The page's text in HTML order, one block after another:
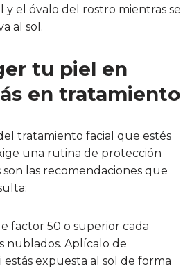
y el óvalo del rostro mientras se
al sol.
tu piel en
en tratamiento
tratamiento facial que estés
una rutina de protección
son las recomendaciones que
factor 50 o superior cada
nublados. Aplícalo de
estás expuesta al sol de forma